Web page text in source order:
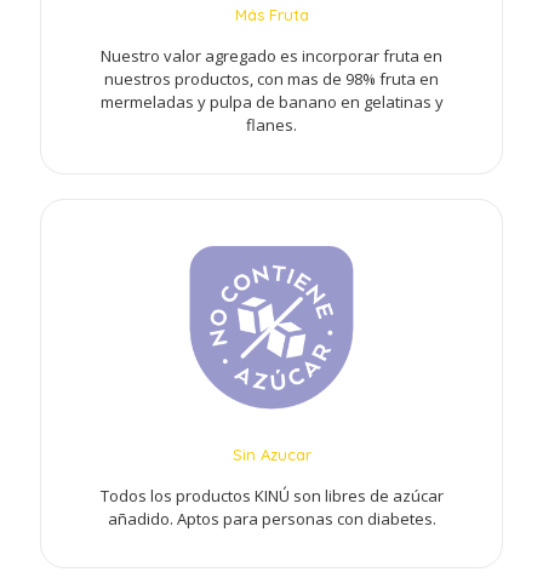
Más Fruta
Nuestro valor agregado es incorporar fruta en
nuestros productos, con mas de 98% fruta en
mermeladas y pulpa de banano en gelatinas y
flanes.
Sin Azucar
Todos los productos KINÚ son libres de azúcar
añadido. Aptos para personas con diabetes.